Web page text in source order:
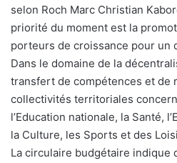
selon Roch Marc Christian
priorité du moment est la
porteurs de croissance pour un
Dans le domaine de la
transfert de compétences et de
collectivités territoriales
l’Education nationale, la Santé,
la Culture, les Sports et des
La circulaire budgétaire indique